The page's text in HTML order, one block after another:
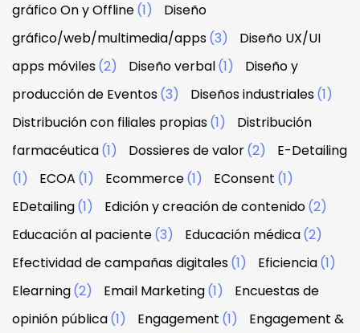
gráfico On y Offline(1)
Diseño
gráfico/web/multimedia/apps(3)
Diseño UX/UI
apps móviles(2) Diseño verbal(1)
Diseño y
producción de Eventos(3) Diseños industriales(1)
Distribución con filiales propias(1)
Distribución
farmacéutica(1) Dossieres de valor(2)
E-Detailing
(1)
ECOA (1) Ecommerce(1) EConsent (1)
EDetailing(1) Edición y creación de contenido(2)
Educación al paciente(3) Educación médica(2)
Efectividad de campañas digitales(1) Eficiencia(1)
Elearning(2) Email Marketing(1)
Encuestas de
opinión pública(1) Engagement (1)
Engagement &